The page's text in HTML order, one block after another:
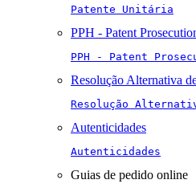
Patente Unitária
PPH - Patent
PPH - Patent
Resolução Alternativa
Resolução
Autenticidades
Autenticidades
Guias de pedido online